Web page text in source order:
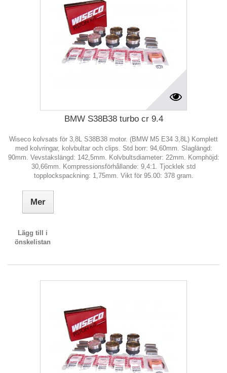
BMW S38B38 turbo cr 9.4
Wiseco kolvsats för 3,8L S38B38 motor. (BMW M5 E34 3,8L) Komplett
med kolvringar, kolvbultar och clips. Std borr: 94,60mm. Slaglängd:
90mm. Vevstakslängd: 142,5mm. Kolvbultsdiameter: 22mm. Komphöjd:
30,66mm. Kompressionsförhållande: 9,4:1. Tjocklek std
topplockspackning: 1,75mm. Vikt för 95.00: 378 gram.
Mer
Lägg till i
önskelistan